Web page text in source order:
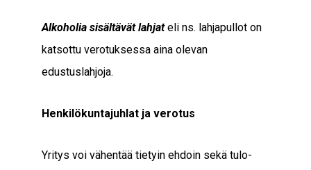
Alkoholia sisältävät lahjateli ns. lahjapullot on
katsottu verotuksessa aina olevan
edustuslahjoja.
Henkilökuntajuhlat ja verotus
Yritys voi vähentää tietyin ehdoin sekä tulo-